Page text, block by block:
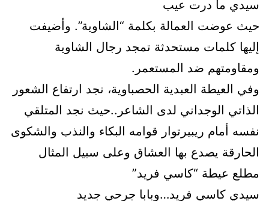
سيدي ما درت عيب
حيث عوضت العمالة بكلمة “الشاوية”. وأضيفت
إليها كلمات مستحدثة تمجد رجال الشاوية
ومقاومتهم ضد المستعمر.
وفي العيطة العبدية الحصباوية، نجد ارتفاع الشعور
الذاتي الوجداني لدى الشاعر..حيث نجد المتلقي
نفسه أمام ريبيرتوار قوامه البكاء والنذب والشكوى
الحارقة يصدع بها العشاق وعلى سبيل المثال
مطلع عيطة “كاسي فريد”
سيدي كاسي فريد…وبابا جرحي جديد